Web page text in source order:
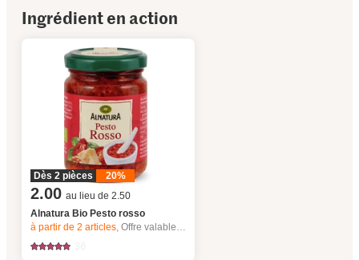
Ingrédient en action
Dès 2 pièces 20%
2.00 au lieu de 2.50
Alnatura Bio Pesto rosso
à partir de 2articles,Offre valable du 6.8 au 12.8.2026, jusqu’à épuisement du stock.